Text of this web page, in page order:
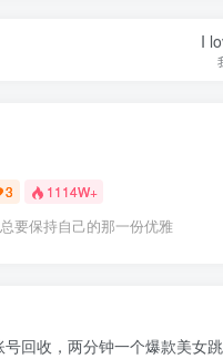
I
3 1114W+
要保持自己的那一份优雅
号回收，两分钟一个爆款美女